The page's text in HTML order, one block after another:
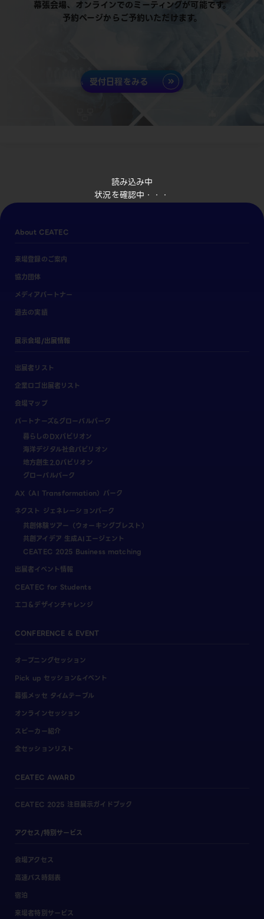
読み込み中
状況を確認中・・・
幕張会場、オンラインでのミーティングが可能です。
予約ページからご予約いただけます。
受付日程をみる
About CEATEC
来場登録のご案内
協力団体
メディアパートナー
過去の実績
展示会場/出展情報
出展者リスト
企業ロゴ出展者リスト
会場マップ
パートナーズ&グローバルパーク
暮らしのDXパビリオン
海洋デジタル社会パビリオン
地方創生2.0パビリオン
グローバルパーク
AX（AI Transformation）パーク
ネクスト ジェネレーションパーク
共創体験ツアー（ウォーキングブレスト）
共創アイデア 生成AIエージェント
CEATEC 2025 Business matching
出展者イベント情報
CEATEC for Students
エコ＆デザインチャレンジ
CONFERENCE & EVENT
オープニングセッション
Pick up セッション&イベント
幕張メッセ タイムテーブル
オンラインセッション
スピーカー紹介
全セッションリスト
CEATEC AWARD
CEATEC 2025 注目展示ガイドブック
アクセス/特別サービス
会場アクセス
高速バス時刻表
宿泊
来場者特別サービス